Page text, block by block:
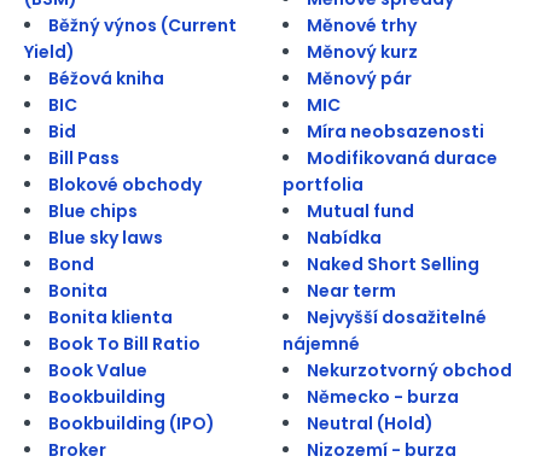
Běžný výnos (Current
Yield)
Béžová kniha
BIC
Bid
Bill Pass
Blokové obchody
Blue chips
Blue sky laws
Bond
Bonita
Bonita klienta
Book To Bill Ratio
Book Value
Bookbuilding
Bookbuilding (IPO)
Broker
Měnové trhy
Měnový kurz
Měnový pár
MIC
Míra neobsazenosti
Modifikovaná durace
portfolia
Mutual fund
Nabídka
Naked Short Selling
Near term
Nejvyšší dosažitelné
nájemné
Nekurzotvorný obchod
Německo - burza
Neutral (Hold)
Nizozemí - burza